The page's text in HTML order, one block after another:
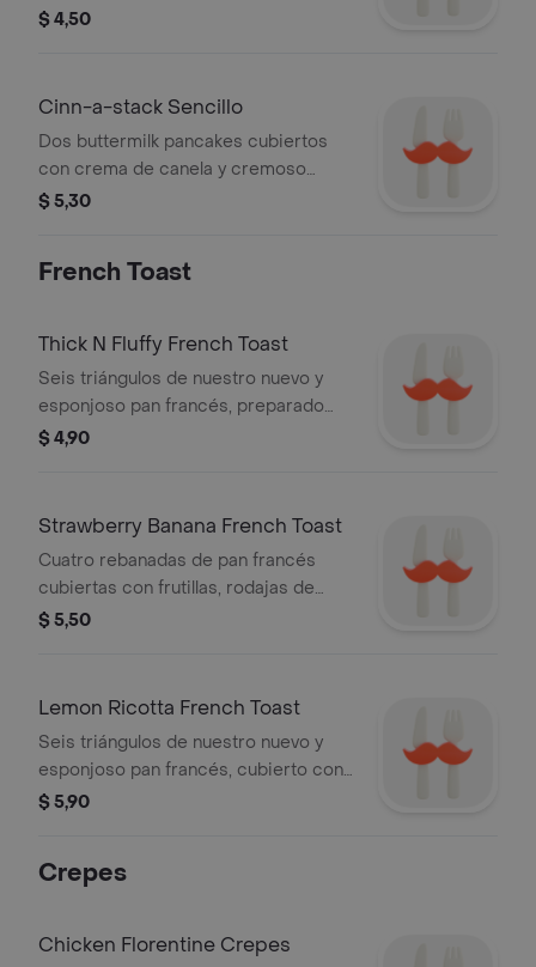
$ 4,50
Cinn-a-stack Sencillo
Dos buttermilk pancakes cubiertos
con crema de canela y cremoso
dulce de queso. decorados con
$ 5,30
French Toast
Thick N Fluffy French Toast
Seis triángulos de nuestro nuevo y
esponjoso pan francés, preparado
con vainilla, canela y azúcar. servido
$ 4,90
Strawberry Banana French Toast
Cuatro rebanadas de pan francés
cubiertas con frutillas, rodajas de
banana, azúcar glas y crema batida.
$ 5,50
Lemon Ricotta French Toast
Seis triángulos de nuestro nuevo y
esponjoso pan francés, cubierto con
dulce de queso crema, ricotta y limón,
$ 5,90
Crepes
Chicken Florentine Crepes